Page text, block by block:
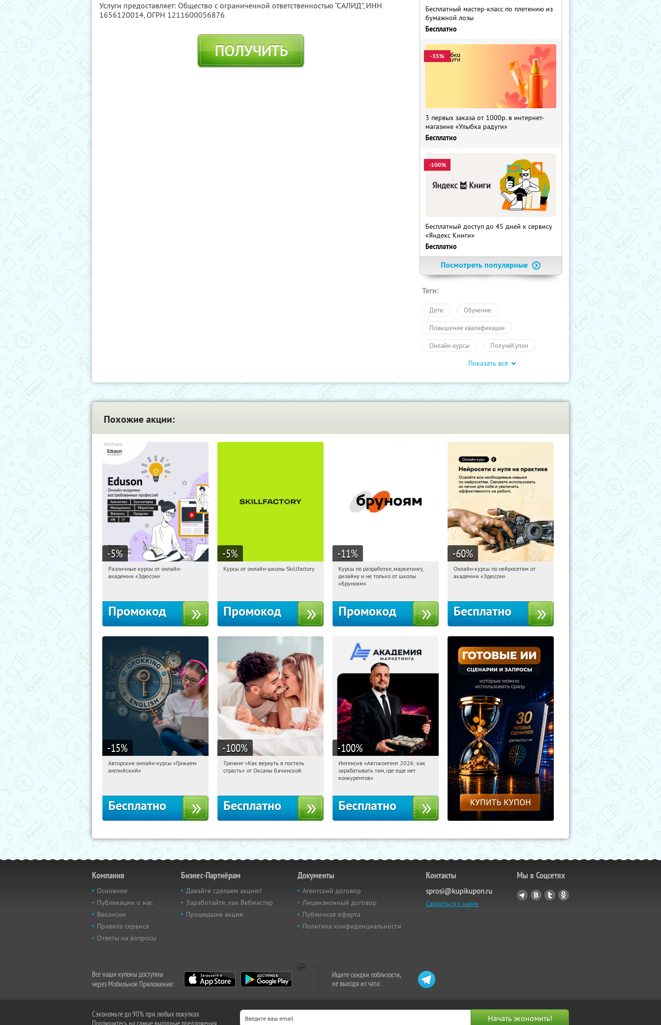
Услуги предоставляет: Общество с ограниченной ответственностью “САЛИД”, ИНН
1656120014, ОГРН 1211600056876
ПОЛУЧИТЬ
Бесплатный мастер-класс по плетению из
бумажной лозы
Бесплатно
-35%
3 первых заказа от 1000р. в интернет-
магазине «Улыбка радуги»
Бесплатно
-100%
Бесплатный доступ до 45 дней к сервису
«Яндекс Книги»
Бесплатно
Посмотреть популярные
Теги:
Дети Обучение
Повышение квалификации
Онлайн-курсы ПолучиКупон
Обучение
Показать все
Похожие акции:
-5%
19:32:37 Получили:
Различные курсы от онлайн-
академии «Эдюсон»
Промокод
-5%
19:32:37
Получи первым!
Курсы от онлайн-школы Skillfactory
Промокод
-11%
19:32:37
Получи первым!
Россия
Курсы по разработке, маркетингу,
дизайну и не только от школы
«Бруноям»
Промокод
-60%
19:32:37 Получили:
Онлайн-курсы по нейросетям от
академии «Эдюсон»
Бесплатно
-15%
19:32:37 Получили:
Авторские онлайн-курсы «Грокаем
английский»
Бесплатно
-100%
19:32:37 Получили:
Тренинг «Как вернуть в постель
страсть» от Оксаны Бачинской
Бесплатно
-100%
19:32:37 Получили:
Россия
Интенсив «Автоконтент 2026: как
зарабатывать там, где еще нет
конкурентов»
Бесплатно
Компания
Основное
Публикации о нас
Вакансии
Правила сервиса
Ответы на вопросы
Бизнес-Партнёрам
Давайте сделаем акцию!
Заработайте, как Вебмастер
Прошедшие акции
Документы
Агентский договор
Лицензионный договор
Публичная оферта
Политика конфиденциальности
Контакты
sprosi@kupikupon.ru
Связаться с нами
Мы в Соцсетях
Все наши купоны доступны
через Мобильное Приложение:
Ищите скидки поблизости,
не выходя из чата:
Сэкономьте до 90% при любых покупках